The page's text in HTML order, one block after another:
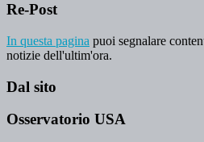
Re-Post
In questa pagina puoi segnalare
notizie dell'ultim'ora.
Dal sito
Osservatorio USA